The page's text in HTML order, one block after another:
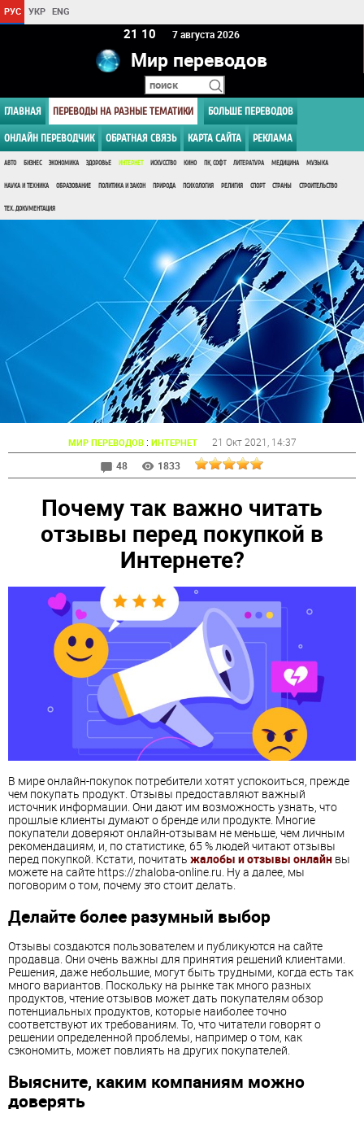
РУС УКР ENG
21 10 7 августа 2026
Мир переводов
ГЛАВНАЯ ПЕРЕВОДЫ НА РАЗНЫЕ ТЕМАТИКИ БОЛЬШЕ ПЕРЕВОДОВ
ОНЛАЙН ПЕРЕВОДЧИК ОБРАТНАЯ СВЯЗЬ КАРТА САЙТА РЕКЛАМА
АВТО БИЗНЕС ЭКОНОМИКА ЗДОРОВЬЕ ИНТЕРНЕТ ИСКУССТВО КИНО ПК, СОФТ ЛИТЕРАТУРА МЕДИЦИНА МУЗЫКА
НАУКА И ТЕХНИКА ОБРАЗОВАНИЕ ПОЛИТИКА И ЗАКОН ПРИРОДА ПСИХОЛОГИЯ РЕЛИГИЯ СПОРТ СТРАНЫ СТРОИТЕЛЬСТВО
ТЕХ. ДОКУМЕНТАЦИЯ
МИР ПЕРЕВОДОВ: ИНТЕРНЕТ 21 Окт 2021 , 14:37
48
1833
Почему так важно читать
отзывы перед покупкой в
Интернете?
В мире онлайн-покупок потребители хотят успокоиться, прежде
чем покупать продукт. Отзывы предоставляют важный
источник информации. Они дают им возможность узнать, что
прошлые клиенты думают о бренде или продукте. Многие
покупатели доверяют онлайн-отзывам не меньше, чем личным
рекомендациям, и, по статистике, 65 % людей читают отзывы
перед покупкой. Кстати, почитать жалобы и отзывы онлайн вы
можете на сайте https://zhaloba-online.ru. Ну а далее, мы
поговорим о том, почему это стоит делать.
Делайте более разумный выбор
Отзывы создаются пользователем и публикуются на сайте
продавца. Они очень важны для принятия решений клиентами.
Решения, даже небольшие, могут быть трудными, когда есть так
много вариантов. Поскольку на рынке так много разных
продуктов, чтение отзывов может дать покупателям обзор
потенциальных продуктов, которые наиболее точно
соответствуют их требованиям. То, что читатели говорят о
решении определенной проблемы, например о том, как
сэкономить, может повлиять на других покупателей.
Выясните, каким компаниям можно
доверять